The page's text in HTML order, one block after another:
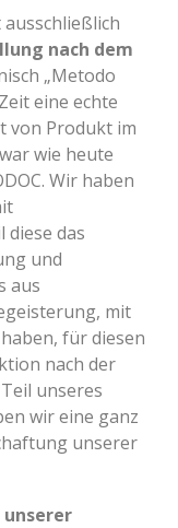
nach dem
„Metodo
eine echte
von Produkt im
wie heute
Wir haben
diese das
und
aus
mit
für diesen
nach der
unseres
wir eine ganz
unserer